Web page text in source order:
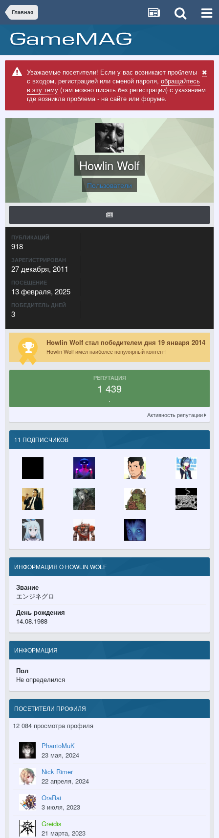
Главная
Уважаемые посетители! Если у вас возникают проблемы
с входом, регистрацией или сменой пароля, обращайтесь
в эту тему (там можно писать без регистрации) с указанием
где возникла проблема - на сайте или форуме.
Howlin Wolf
Пользователи
ПУБЛИКАЦИЙ
918
ЗАРЕГИСТРИРОВАН
27 декабря, 2011
ПОСЕЩЕНИЕ
13 февраля, 2025
ПОБЕДИТЕЛЬ ДНЕЙ
3
Howlin Wolf стал победителем дня 19 января 2014
Howlin Wolf имел наиболее популярный контент!
РЕПУТАЦИЯ
1 439
.
Активность репутации
11 ПОДПИСЧИКОВ
ИНФОРМАЦИЯ О HOWLIN WOLF
Звание
エンジネグロ
День рождения
14.08.1988
ИНФОРМАЦИЯ
Пол
Не определился
ПОСЕТИТЕЛИ ПРОФИЛЯ
12 084 просмотра профиля
PhantoMuK
23 мая, 2024
Nick Rimer
22 апреля, 2024
OraRai
3 июля, 2023
Greidis
21 марта, 2023